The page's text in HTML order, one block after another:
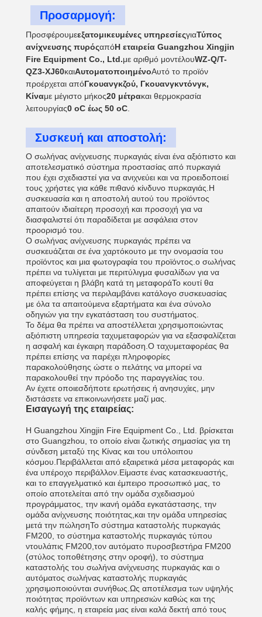
Προσαρμογή:
Προσφέρουμεεξατομικευμένες υπηρεσίεςγιαΤύπος
ανίχνευσης πυρόςαπόΗ εταιρεία Guangzhou Xingjin
Fire Equipment Co., Ltd.με αριθμό μοντέλουWZ-Q/T-
QZ3-XJ60καιΑυτοματοποιημένοΑυτό το προϊόν
προέρχεται απόΓκουανγκζού, Γκουανγκντόνγκ,
Κίναμε μέγιστο μήκος20 μέτρακαι θερμοκρασία
λειτουργίας0 oC έως 50 oC
Συσκευή και αποστολή:
Ο σωλήνας ανίχνευσης πυρκαγιάς είναι ένα αξιόπιστο και
αποτελεσματικό σύστημα προστασίας από πυρκαγιά
που έχει σχεδιαστεί για να ανιχνεύει και να προειδοποιεί
τους χρήστες για κάθε πιθανό κίνδυνο πυρκαγιάς.Η
συσκευασία και η αποστολή αυτού του προϊόντος
απαιτούν ιδιαίτερη προσοχή και προσοχή για να
διασφαλιστεί ότι παραδίδεται με ασφάλεια στον
προορισμό του.
Ο σωλήνας ανίχνευσης πυρκαγιάς πρέπει να
συσκευάζεται σε ένα χαρτόκουτο με την ονομασία του
προϊόντος και μια φωτογραφία του προϊόντος.ο σωλήνας
πρέπει να τυλίγεται με περιτύλιγμα φυσαλίδων για να
αποφεύγεται η βλάβη κατά τη μεταφοράΤο κουτί θα
πρέπει επίσης να περιλαμβάνει κατάλογο συσκευασίας
με όλα τα απαιτούμενα εξαρτήματα και ένα σύνολο
οδηγιών για την εγκατάσταση του συστήματος.
Το δέμα θα πρέπει να αποστέλλεται χρησιμοποιώντας
αξιόπιστη υπηρεσία ταχυμεταφορών για να εξασφαλίζεται
η ασφαλή και έγκαιρη παράδοση.Ο ταχυμεταφορέας θα
πρέπει επίσης να παρέχει πληροφορίες
παρακολούθησης ώστε ο πελάτης να μπορεί να
παρακολουθεί την πρόοδο της παραγγελίας του.
Αν έχετε οποιεσδήποτε ερωτήσεις ή ανησυχίες, μην
διστάσετε να επικοινωνήσετε μαζί μας.
Εισαγωγή της εταιρείας:
Η Guangzhou Xingjin Fire Equipment Co., Ltd. βρίσκεται
στο Guangzhou, το οποίο είναι ζωτικής σημασίας για τη
σύνδεση μεταξύ της Κίνας και του υπόλοιπου
κόσμου.Περιβάλλεται από εξαιρετικά μέσα μεταφοράς και
ένα υπέροχο περιβάλλον.Είμαστε ένας κατασκευαστής,
και το επαγγελματικό και έμπειρο προσωπικό μας, το
οποίο αποτελείται από την ομάδα σχεδιασμού
προγράμματος, την ικανή ομάδα εγκατάστασης, την
ομάδα ανίχνευσης ποιότητας,και την ομάδα υπηρεσίας
μετά την πώλησηΤο σύστημα καταστολής πυρκαγιάς
FM200, το σύστημα καταστολής πυρκαγιάς τύπου
ντουλάπις FM200,τον αυτόματο πυροσβεστήρα FM200
(στύλος τοποθέτησης στην οροφή), το σύστημα
καταστολής του σωλήνα ανίχνευσης πυρκαγιάς και ο
αυτόματος σωλήνας καταστολής πυρκαγιάς
χρησιμοποιούνται συνήθως.Ως αποτέλεσμα των υψηλής
ποιότητας προϊόντων και υπηρεσιών καθώς και της
καλής φήμης, η εταιρεία μας είναι καλά δεκτή από τους